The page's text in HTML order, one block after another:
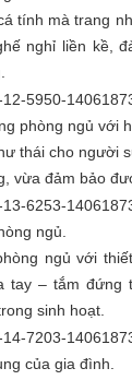
tính mà trang
nghỉ liền kề,
phòng ngủ với
thái cho người
vừa đảm bảo
ngủ.
ngủ với
tay – tắm đứng
sinh hoạt.
của gia đình.